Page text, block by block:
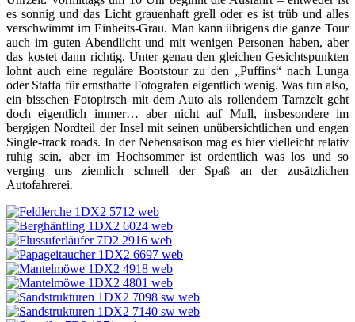
es sonnig und das Licht grauenhaft grell oder es ist trüb und alles
verschwimmt im Einheits-Grau. Man kann übrigens die ganze Tour
auch im guten Abendlicht und mit wenigen Personen haben, aber
das kostet dann richtig. Unter genau den gleichen Gesichtspunkten
lohnt auch eine reguläre Bootstour zu den „Puffins“ nach Lunga
oder Staffa für ernsthafte Fotografen eigentlich wenig. Was tun also,
ein bisschen Fotopirsch mit dem Auto als rollendem Tarnzelt geht
doch eigentlich immer… aber nicht auf Mull, insbesondere im
bergigen Nordteil der Insel mit seinen unübersichtlichen und engen
Single-track roads. In der Nebensaison mag es hier vielleicht relativ
ruhig sein, aber im Hochsommer ist ordentlich was los und so
verging uns ziemlich schnell der Spaß an der zusätzlichen
Autofahrerei.